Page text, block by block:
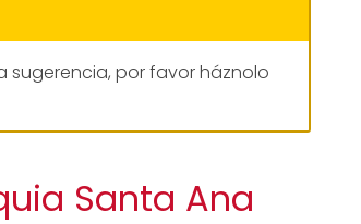
sugerencia, por favor háznolo
Santa Ana